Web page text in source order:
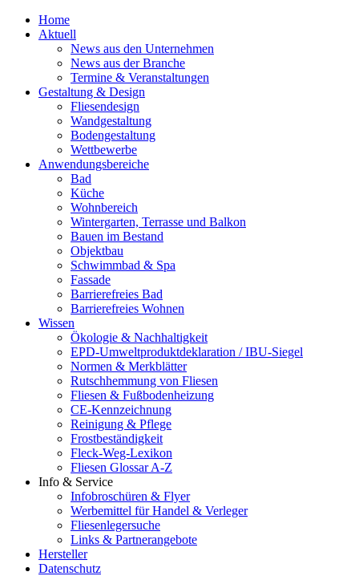
Home
Aktuell
News aus den Unternehmen
News aus der Branche
Termine & Veranstaltungen
Gestaltung & Design
Fliesendesign
Wandgestaltung
Bodengestaltung
Wettbewerbe
Anwendungsbereiche
Bad
Küche
Wohnbereich
Wintergarten, Terrasse und Balkon
Bauen im Bestand
Objektbau
Schwimmbad & Spa
Fassade
Barrierefreies Bad
Barrierefreies Wohnen
Wissen
Ökologie & Nachhaltigkeit
EPD-Umweltproduktdeklaration / IBU-Siegel
Normen & Merkblätter
Rutschhemmung von Fliesen
Fliesen & Fußbodenheizung
CE-Kennzeichnung
Reinigung & Pflege
Frostbeständigkeit
Fleck-Weg-Lexikon
Fliesen Glossar A-Z
Info & Service
Infobroschüren & Flyer
Werbemittel für Handel & Verleger
Fliesenlegersuche
Links & Partnerangebote
Hersteller
Datenschutz